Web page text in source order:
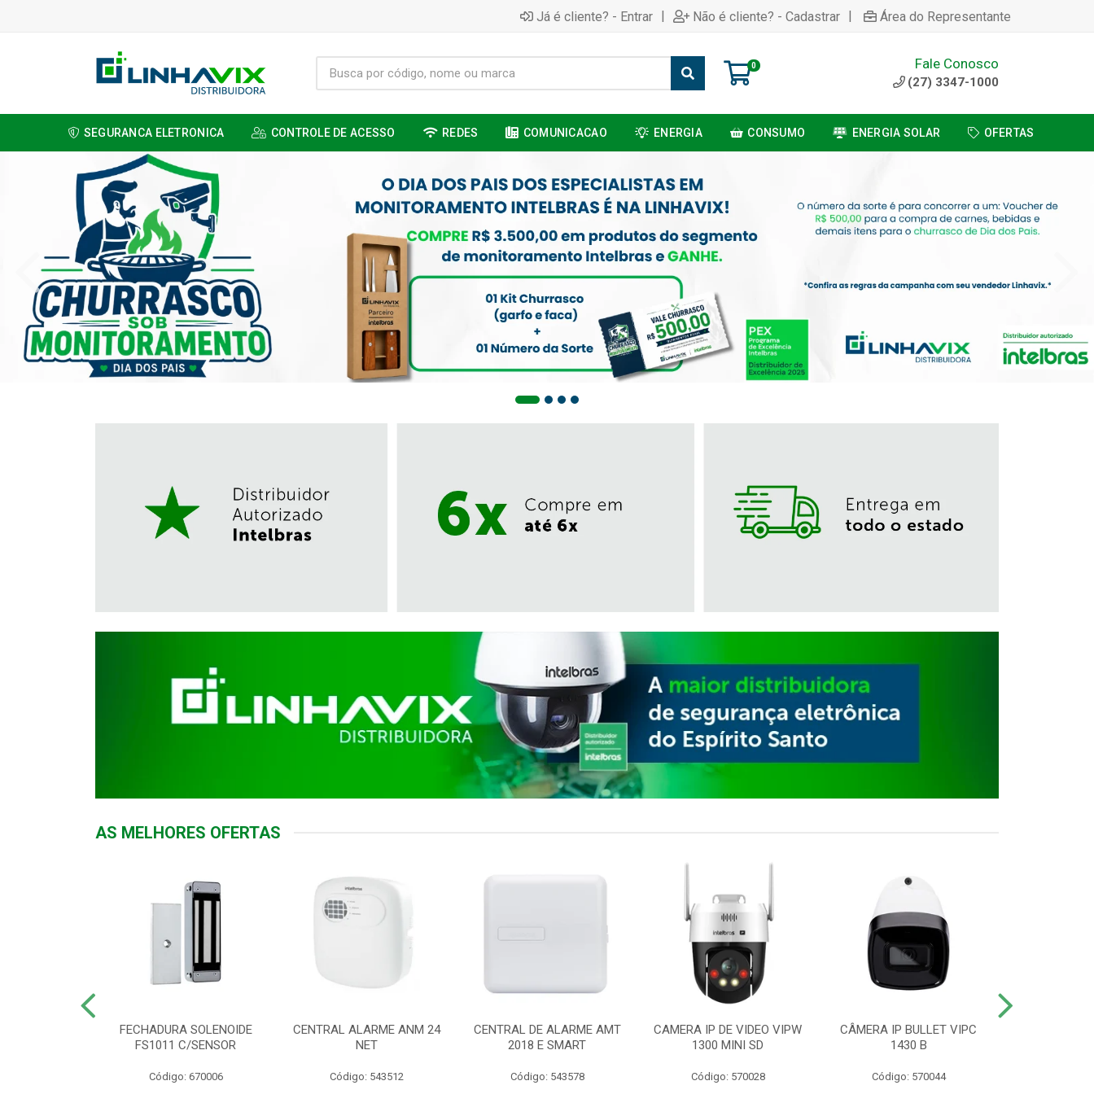
Já é cliente? - Entrar | Não é cliente? - Cadastrar | Área do Representante
0 Fale Conosco
(27) 3347-1000
SEGURANCA ELETRONICA CONTROLE DE ACESSO REDES COMUNICACAO ENERGIA CONSUMO ENERGIA SOLAR OFERTAS
AS MELHORES OFERTAS
FECHADURA SOLENOIDE
FS1011 C/SENSOR
Código: 670006
CENTRAL ALARME ANM 24
NET
Código: 543512
CENTRAL DE ALARME AMT
2018 E SMART
Código: 543578
CAMERA IP DE VIDEO VIPW
1300 MINI SD
Código: 570028
CÂMERA IP BULLET VIPC
1430 B
Código: 570044